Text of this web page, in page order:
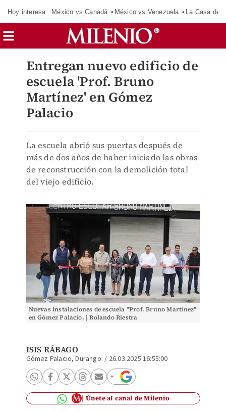
Hoy interesa: México vs Canadá México vs Venezuela La Casa de
Entregan nuevo edificio de
escuela 'Prof. Bruno
Martínez' en Gómez
Palacio
La escuela abrió sus puertas después de
más de dos años de haber iniciado las obras
de reconstrucción con la demolición total
del viejo edificio.
Nuevas instalaciones de escuela "Prof. Bruno Martínez"
en Gómez Palacio. | Rolando Riestra
ISIS RÁBAGO
Gómez Palacio, Durango. / 26.03.2025 16:55:00
Únete al canal de Milenio